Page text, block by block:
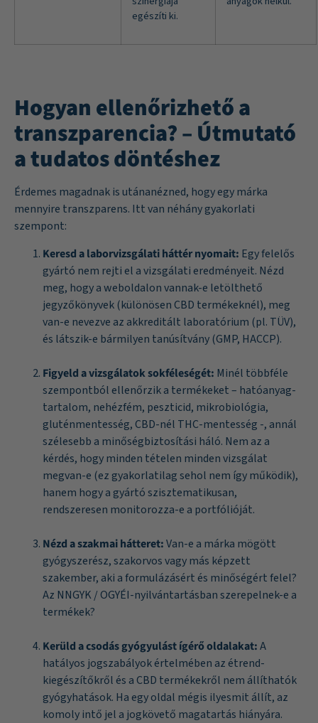
egészíti ki.
Hogyan ellenőrizhető a
transzparencia? – Útmutató
a tudatos döntéshez
Érdemes magadnak is utánanézned, hogy egy márka
mennyire transzparens. Itt van néhány gyakorlati
szempont:
Keresd a laborvizsgálati háttér nyomait: Egy felelős
gyártó nem rejti el a vizsgálati eredményeit. Nézd
meg, hogy a weboldalon vannak-e letölthető
jegyzőkönyvek (különösen CBD termékeknél), meg
van-e nevezve az akkreditált laboratórium (pl. TÜV),
és látszik-e bármilyen tanúsítvány (GMP, HACCP).
Figyeld a vizsgálatok sokféleségét: Minél többféle
szempontból ellenőrzik a termékeket – hatóanyag-
tartalom, nehézfém, peszticid, mikrobiológia,
gluténmentesség, CBD-nél THC-mentesség -, annál
szélesebb a minőségbiztosítási háló. Nem az a
kérdés, hogy minden tételen minden vizsgálat
megvan-e (ez gyakorlatilag sehol nem így működik),
hanem hogy a gyártó szisztematikusan,
rendszeresen monitorozza-e a portfólióját.
Nézd a szakmai hátteret:Van-e a márka mögött
gyógyszerész, szakorvos vagy más képzett
szakember, aki a formulázásért és minőségért felel?
Az NNGYK / OGYÉI-nyilvántartásban szerepelnek-e a
termékek?
Kerüld a csodás gyógyulást ígérő oldalakat:A
hatályos jogszabályok értelmében az étrend-
kiegészítőkről és a CBD termékekről nem állíthatók
gyógyhatások. Ha egy oldal mégis ilyesmit állít, az
komoly intő jel a jogkövető magatartás hiányára.